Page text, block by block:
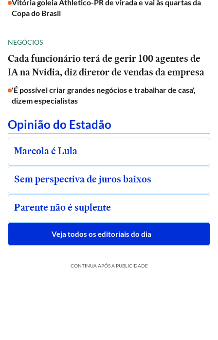
Vitória goleia Athletico-PR de virada e vai às quartas da
Copa do Brasil
NEGÓCIOS
Cada funcionário terá de gerir 100 agentes de
IA na Nvidia, diz diretor de vendas da empresa
'É possível criar grandes negócios e trabalhar de casa',
dizem especialistas
Opinião do Estadão
Marcola é Lula
Sem perspectiva de juros baixos
Parente não é suplente
Veja todos os editoriais do dia
CONTINUA APÓS A PUBLICIDADE